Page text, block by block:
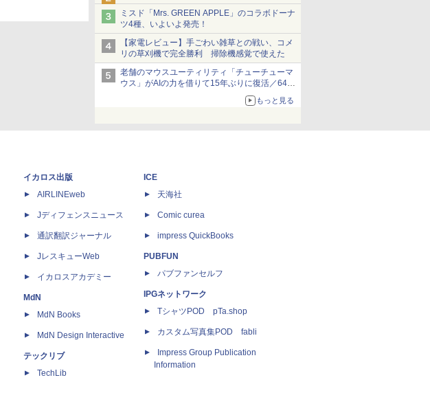
ミスド「Mrs. GREEN APPLE」のコラボドーナ
ツ4種、いよいよ発売！
【家電レビュー】手ごわい雑草との戦い、コメ
リの草刈機で完全勝利 掃除機感覚で使えた
老舗のマウスユーティリティ「チューチューマ
ウス」がAIの力を借りて15年ぶりに復活／64bit
化、Windows 10/11、「Chrome」も走り回
る。復活記念で2026年末まで500円
もっと見る
イカロス出版
AIRLINEweb
Jディフェンスニュース
通訳翻訳ジャーナル
JレスキューWeb
イカロスアカデミー
MdN
MdN Books
MdN Design Interactive
テックリブ
TechLib
ICE
天海社
Comic curea
impress QuickBooks
PUBFUN
パブファンセルフ
IPGネットワーク
TシャツPOD pTa.shop
カスタム写真集POD fabli
Impress Group Publication
Information